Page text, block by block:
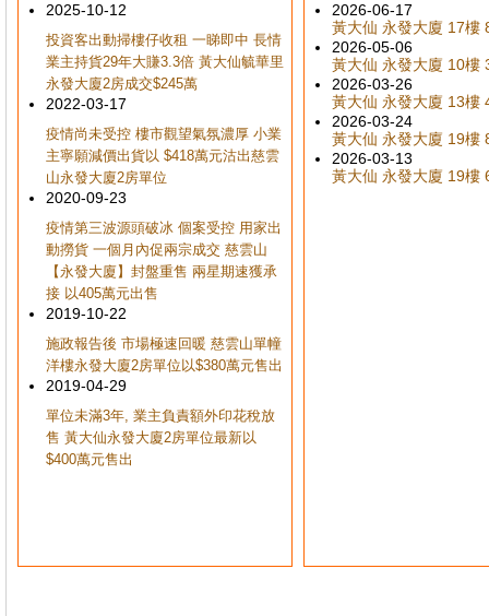
2025-10-12
投資客出動掃樓仔收租 一睇即中 長情
業主持貨29年大賺3.3倍 黃大仙毓華里
永發大廈2房成交$245萬
2022-03-17
疫情尚未受控 樓市觀望氣氛濃厚 小業
主寧願減價出貨以 $418萬元沽出慈雲
山永發大廈2房單位
2020-09-23
疫情第三波源頭破冰 個案受控 用家出
動撈貨 一個月內促兩宗成交 慈雲山
【永發大廈】封盤重售 兩星期速獲承
接 以405萬元出售
2019-10-22
施政報告後 市場極速回暖 慈雲山單幢
洋樓永發大廈2房單位以$380萬元售出
2019-04-29
單位未滿3年, 業主負責額外印花稅放
售 黃大仙永發大廈2房單位最新以
$400萬元售出
2026-06-17
黃大仙 永發大廈 17樓
2026-05-06
黃大仙 永發大廈 10樓
2026-03-26
黃大仙 永發大廈 13樓
2026-03-24
黃大仙 永發大廈 19樓
2026-03-13
黃大仙 永發大廈 19樓